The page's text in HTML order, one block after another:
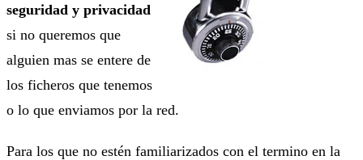
seguridad y privacidad
si no queremos que
alguien mas se entere de
los ficheros que tenemos
o lo que enviamos por la red.
Para los que no estén familiarizados con el termino en la